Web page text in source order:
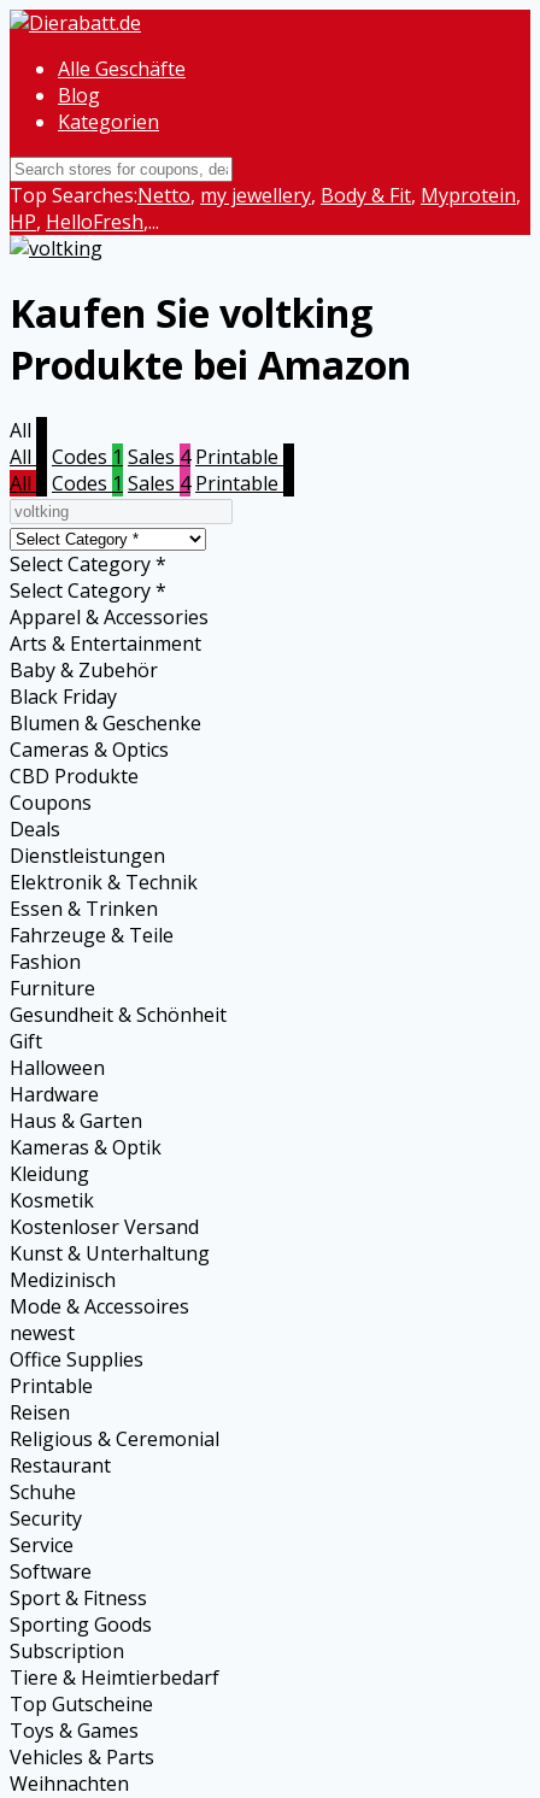
Alle Geschäfte
Blog
Kategorien
Top Searches:Netto, my jewellery, Body & Fit, Myprotein,
HP, HelloFresh,...
Kaufen Sie voltking
Produkte bei Amazon
All
All
Codes 1 Sales 4 Printable
All
Codes 1 Sales 4 Printable
Select Category *
Select Category *
Apparel & Accessories
Arts & Entertainment
Baby & Zubehör
Black Friday
Blumen & Geschenke
Cameras & Optics
CBD Produkte
Coupons
Deals
Dienstleistungen
Elektronik & Technik
Essen & Trinken
Fahrzeuge & Teile
Fashion
Furniture
Gesundheit & Schönheit
Gift
Halloween
Hardware
Haus & Garten
Kameras & Optik
Kleidung
Kosmetik
Kostenloser Versand
Kunst & Unterhaltung
Medizinisch
Mode & Accessoires
newest
Office Supplies
Printable
Reisen
Religious & Ceremonial
Restaurant
Schuhe
Security
Service
Software
Sport & Fitness
Sporting Goods
Subscription
Tiere & Heimtierbedarf
Top Gutscheine
Toys & Games
Vehicles & Parts
Weihnachten